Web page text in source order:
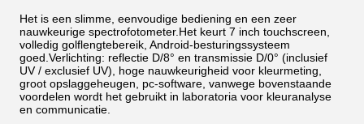
Het is een slimme, eenvoudige bediening en een zeer
nauwkeurige spectrofotometer.Het keurt 7 inch touchscreen,
volledig golflengtebereik, Android-besturingssysteem
goed.Verlichting: reflectie D/8° en transmissie D/0° (inclusief
UV / exclusief UV), hoge nauwkeurigheid voor kleurmeting,
groot opslaggeheugen, pc-software, vanwege bovenstaande
voordelen wordt het gebruikt in laboratoria voor kleuranalyse
en communicatie.